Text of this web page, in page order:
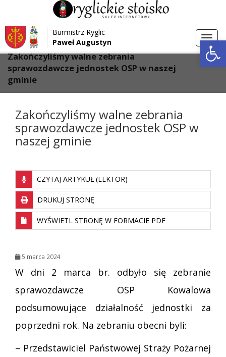
Przejdź do menu
Przejdź do głównej treści strony
Przejdź do stopki strony
Burmistrz Ryglic
Paweł Augustyn
Strona główna > Aktualności
Zakończyliśmy walne zebrania
sprawozdawcze jednostek OSP w naszej
gminie
Zakończyliśmy walne zebrania
sprawozdawcze jednostek OSP w
naszej gminie
CZYTAJ ARTYKUŁ (LEKTOR)
DRUKUJ STRONĘ
WYŚWIETL STRONĘ W FORMACIE PDF
5 marca 2024
W dni 2 marca br. odbyło się zebranie
sprawozdawcze OSP Kowalowa
podsumowujące działalność jednostki za
poprzedni rok. Na zebraniu obecni byli:
– Przedstawiciel Państwowej Straży Pożarnej